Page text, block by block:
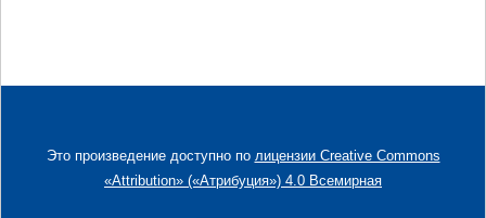
Это произведение доступно по лицензии Creative Commons
«Attribution» («Атрибуция») 4.0 Всемирная